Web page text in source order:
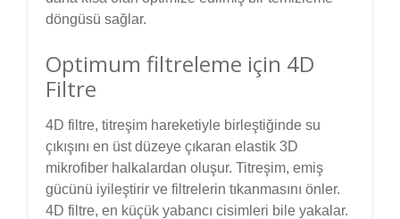
döngüsü sağlar.
Optimum filtreleme için 4D
Filtre
4D filtre, titreşim hareketiyle birleştiğinde su
çıkışını en üst düzeye çıkaran elastik 3D
mikrofiber halkalardan oluşur. Titreşim, emiş
gücünü iyileştirir ve filtrelerin tıkanmasını önler.
4D filtre, en küçük yabancı cisimleri bile yakalar.